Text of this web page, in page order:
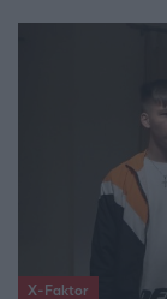
X-Faktor